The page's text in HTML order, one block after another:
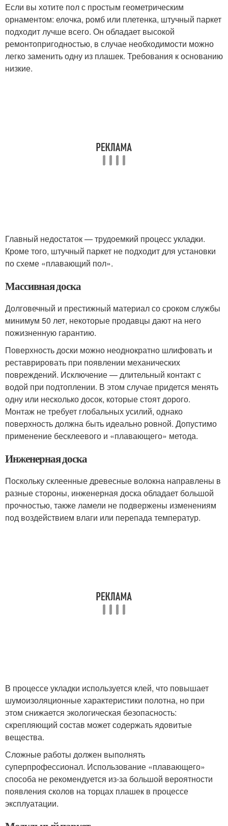
Если вы хотите пол с простым геометрическим
орнаментом: елочка, ромб или плетенка, штучный паркет
подходит лучше всего. Он обладает высокой
ремонтопригодностью, в случае необходимости можно
легко заменить одну из плашек. Требования к основанию
низкие.
Главный недостаток — трудоемкий процесс укладки.
Кроме того, штучный паркет не подходит для установки
по схеме «плавающий пол».
Массивная доска
Долговечный и престижный материал со сроком службы
минимум 50 лет, некоторые продавцы дают на него
пожизненную гарантию.
Поверхность доски можно неоднократно шлифовать и
реставрировать при появлении механических
повреждений. Исключение — длительный контакт с
водой при подтоплении. В этом случае придется менять
одну или несколько досок, которые стоят дорого.
Монтаж не требует глобальных усилий, однако
поверхность должна быть идеально ровной. Допустимо
применение бесклеевого и «плавающего» метода.
Инженерная доска
Поскольку склеенные древесные волокна направлены в
разные стороны, инженерная доска обладает большой
прочностью, также ламели не подвержены изменениям
под воздействием влаги или перепада температур.
В процессе укладки используется клей, что повышает
шумоизоляционные характеристики полотна, но при
этом снижается экологическая безопасность:
скрепляющий состав может содержать ядовитые
вещества.
Сложные работы должен выполнять
суперпрофессионал. Использование «плавающего»
способа не рекомендуется из-за большой вероятности
появления сколов на торцах плашек в процессе
эксплуатации.